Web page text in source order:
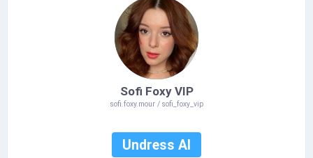
Sofi Foxy VIP
sofi.foxy.mour / sofi_foxy_vip
Undress AI